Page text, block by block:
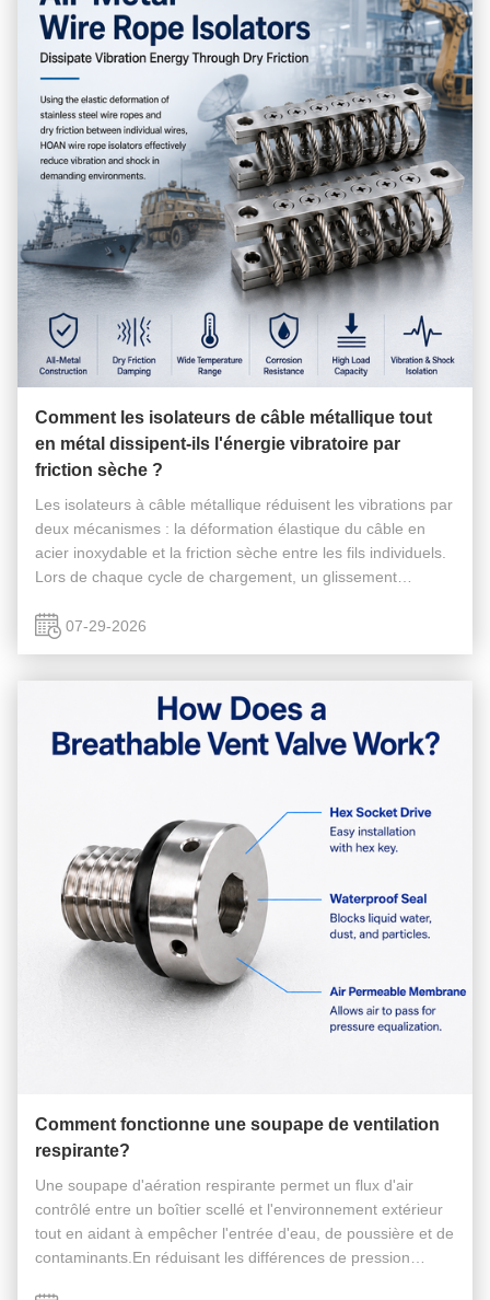
Comment les isolateurs de câble métallique tout
en métal dissipent-ils l'énergie vibratoire par
friction sèche ?
Les isolateurs à câble métallique réduisent les vibrations par
deux mécanismes : la déformation élastique du câble en
acier inoxydable et la friction sèche entre les fils individuels.
Lors de chaque cycle de chargement, un glissement
en ...07-29-2026
Comment fonctionne une soupape de ventilation
respirante?
Une soupape d'aération respirante permet un flux d'air
contrôlé entre un boîtier scellé et l'environnement extérieur
tout en aidant à empêcher l'entrée d'eau, de poussière et de
contaminants.En réduisant les différences de pression